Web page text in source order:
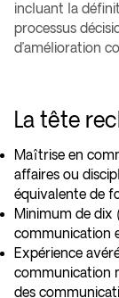
incluant la
processus
d’amélioration
La tête
Maîtrise en
affaires ou
équivalente de
Minimum de dix
communication
Expérience
communication
des